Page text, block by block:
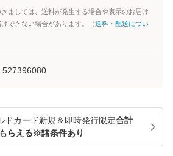
ましては、送料が発生する場合や表示のお届け
できない場合があります。（送料・配送につい
527396080
ドカード新規＆即時発行限定合計
らえる※諸条件あり